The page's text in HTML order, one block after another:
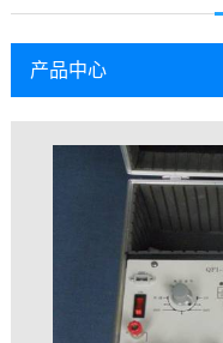
产品中心